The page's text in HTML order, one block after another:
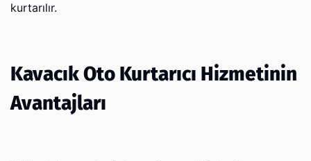
kurtarılır.
Kavacık Oto Kurtarıcı Hizmetinin
Avantajları